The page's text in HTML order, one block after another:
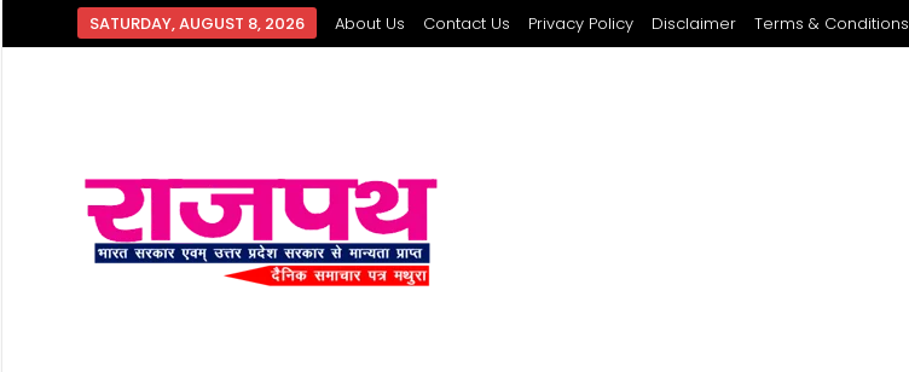
SATURDAY, AUGUST 8, 2026 About Us Contact Us Privacy Policy Disclaimer Terms & Conditions